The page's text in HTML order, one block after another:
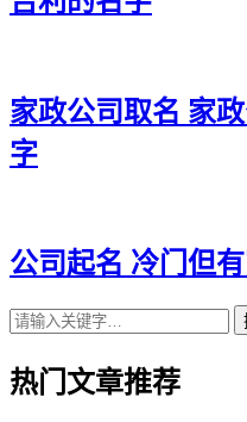
41、子孝、飙方、永晨、锐
44、虎嘉、辰航、尼烨、圣
45、劲众、鑫霆、元奥、群
46、峻英、康睿、全龙、琸
家政公司取名 家
字
公司起名 冷门但
热门文章推荐